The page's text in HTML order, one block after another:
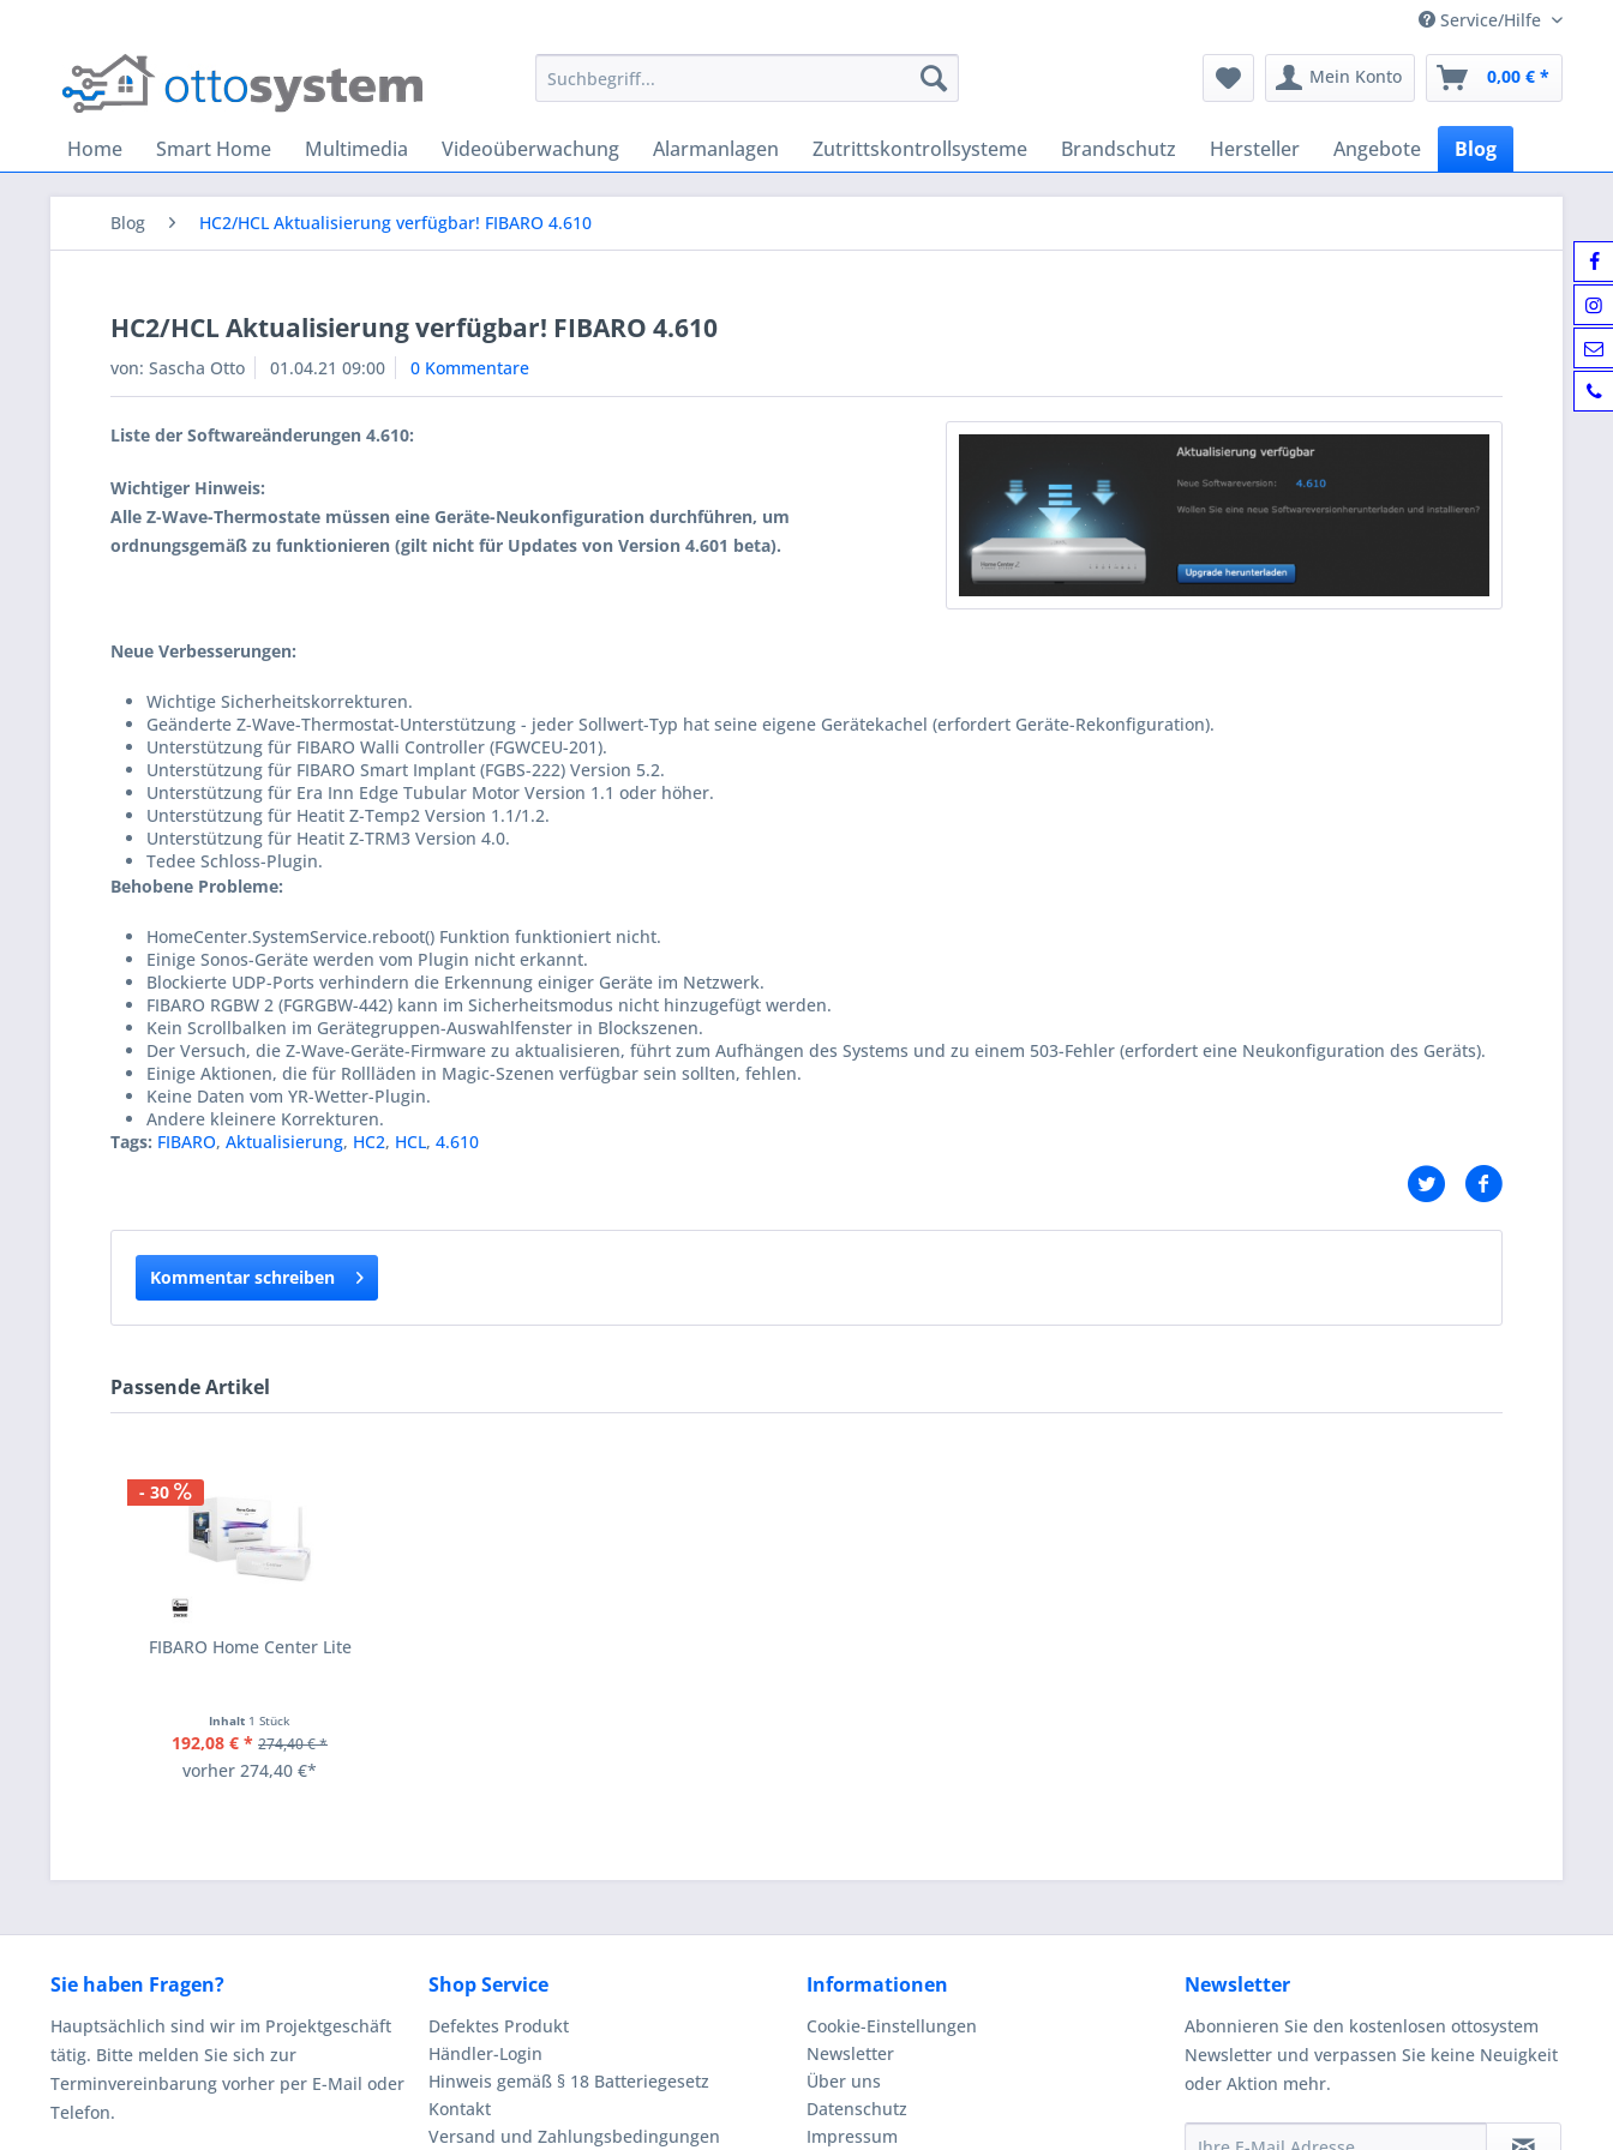
Service/Hilfe
Mein Konto 0,00 € *
Home Smart Home Multimedia Videoüberwachung Alarmanlagen Zutrittskontrollsysteme Brandschutz Hersteller Angebote Blog
Blog HC2/HCL Aktualisierung verfügbar! FIBARO 4.610
HC2/HCL Aktualisierung verfügbar! FIBARO 4.610
von: Sascha Otto 01.04.21 09:00 0 Kommentare
Liste der Softwareänderungen 4.610:
Wichtiger Hinweis:
Alle Z-Wave-Thermostate müssen eine Geräte-Neukonfiguration durchführen, um
ordnungsgemäß zu funktionieren (gilt nicht für Updates von Version 4.601 beta).
Neue Verbesserungen:
Wichtige Sicherheitskorrekturen.
Geänderte Z-Wave-Thermostat-Unterstützung - jeder Sollwert-Typ hat seine eigene Gerätekachel (erfordert Geräte-Rekonfiguration).
Unterstützung für FIBARO Walli Controller (FGWCEU-201).
Unterstützung für FIBARO Smart Implant (FGBS-222) Version 5.2.
Unterstützung für Era Inn Edge Tubular Motor Version 1.1 oder höher.
Unterstützung für Heatit Z-Temp2 Version 1.1/1.2.
Unterstützung für Heatit Z-TRM3 Version 4.0.
Tedee Schloss-Plugin.
Behobene Probleme:
HomeCenter.SystemService.reboot() Funktion funktioniert nicht.
Einige Sonos-Geräte werden vom Plugin nicht erkannt.
Blockierte UDP-Ports verhindern die Erkennung einiger Geräte im Netzwerk.
FIBARO RGBW 2 (FGRGBW-442) kann im Sicherheitsmodus nicht hinzugefügt werden.
Kein Scrollbalken im Gerätegruppen-Auswahlfenster in Blockszenen.
Der Versuch, die Z-Wave-Geräte-Firmware zu aktualisieren, führt zum Aufhängen des Systems und zu einem 503-Fehler (erfordert eine Neukonfiguration des Geräts).
Einige Aktionen, die für Rollläden in Magic-Szenen verfügbar sein sollten, fehlen.
Keine Daten vom YR-Wetter-Plugin.
Andere kleinere Korrekturen.
Tags: FIBARO, Aktualisierung, HC2, HCL, 4.610
Kommentar schreiben
Passende Artikel
- 30
FIBARO Home Center Lite
Inhalt 1 Stück
192,08 € * 274,40 € *
vorher 274,40 €*
Sie haben Fragen?
Hauptsächlich sind wir im Projektgeschäft
tätig. Bitte melden Sie sich zur
Terminvereinbarung vorher per E-Mail oder
Telefon.
Shop Service
Defektes Produkt
Händler-Login
Hinweis gemäß § 18 Batteriegesetz
Kontakt
Versand und Zahlungsbedingungen
Informationen
Cookie-Einstellungen
Newsletter
Über uns
Datenschutz
Impressum
Newsletter
Abonnieren Sie den kostenlosen ottosystem
Newsletter und verpassen Sie keine Neuigkeit
oder Aktion mehr.